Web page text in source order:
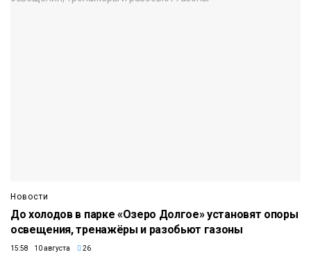
Новости
До холодов в парке «Озеро Долгое» установят опоры
освещения, тренажёры и разобьют газоны
15:58 10 августа 26